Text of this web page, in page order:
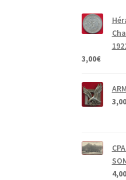
3,00€
3,00
4,00